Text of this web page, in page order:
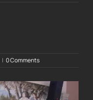
| 0 Comments